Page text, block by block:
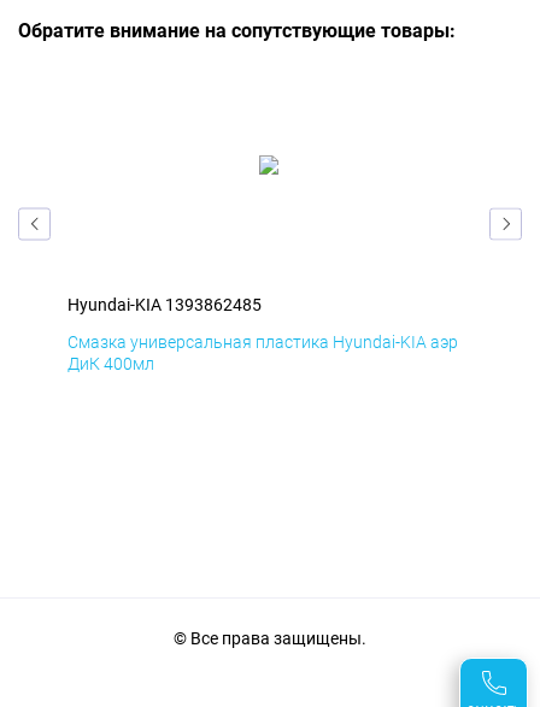
Обратите внимание на сопутствующие товары:
Hyundai-KIA 1393862485
Смазка универсальная пластика Hyundai-KIA аэр
ДиК 400мл
© Все права защищены.